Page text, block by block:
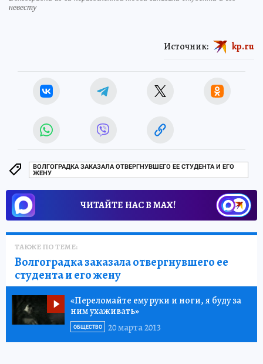
невесту
Источник: kp.ru
ВОЛГОГРАДКА ЗАКАЗАЛА ОТВЕРГНУВШЕГО ЕЕ СТУДЕНТА И ЕГО
ЖЕНУ
ЧИТАЙТЕ НАС В МАХ!
ТАКЖЕ ПО ТЕМЕ:
Волгоградка заказала отвергнувшего ее
студента и его жену
«Переломайте ему руки и ноги, я буду за
ним ухаживать»
20 марта 2013
ОБЩЕСТВО